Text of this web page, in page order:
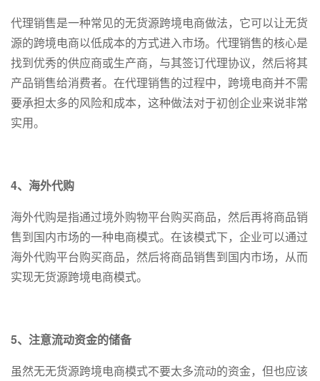
代理销售是一种常见的无货源跨境电商做法，它可以让无货
源的跨境电商以低成本的方式进入市场。代理销售的核心是
找到优秀的供应商或生产商，与其签订代理协议，然后将其
产品销售给消费者。在代理销售的过程中，跨境电商并不需
要承担太多的风险和成本，这种做法对于初创企业来说非常
实用。
4、海外代购
海外代购是指通过境外购物平台购买商品，然后再将商品销
售到国内市场的一种电商模式。在该模式下，企业可以通过
海外代购平台购买商品，然后将商品销售到国内市场，从而
实现无货源跨境电商模式。
5、注意流动资金的储备
虽然无无货源跨境电商模式不要太多流动的资金，但也应该